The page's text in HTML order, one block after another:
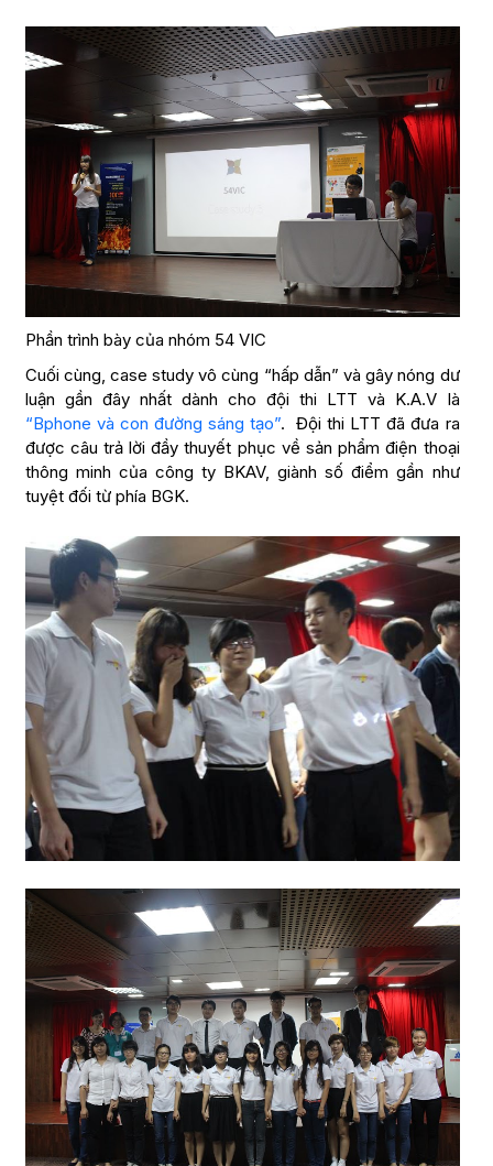
Phần trình bày của nhóm 54 VIC
Cuối cùng, case study vô cùng “hấp dẫn” và gây nóng dư
luận gần đây nhất dành cho đội thi LTT và K.A.V là
“Bphone và con đường sáng tạo”. Đội thi LTT đã đưa ra
được câu trả lời đầy thuyết phục về sản phẩm điện thoại
thông minh của công ty BKAV, giành số điểm gần như
tuyệt đối từ phía BGK.